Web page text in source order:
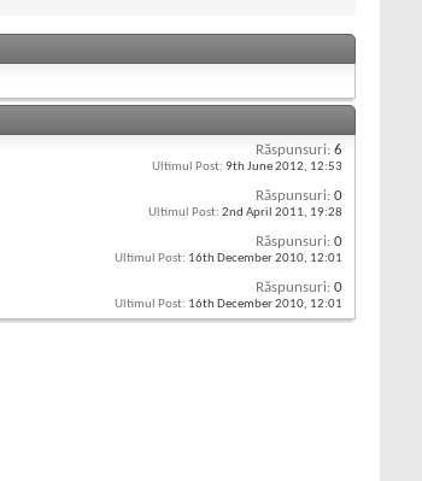
Răspunsuri: 6
Ultimul Post: 9th June 2012, 12:53
Răspunsuri: 0
Ultimul Post: 2nd April 2011, 19:28
Răspunsuri: 0
Ultimul Post: 16th December 2010, 12:01
Răspunsuri: 0
Ultimul Post: 16th December 2010, 12:01